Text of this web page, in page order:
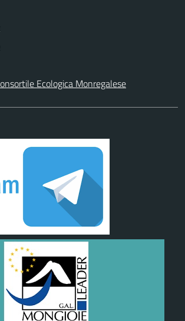
Ecologica Monregalese